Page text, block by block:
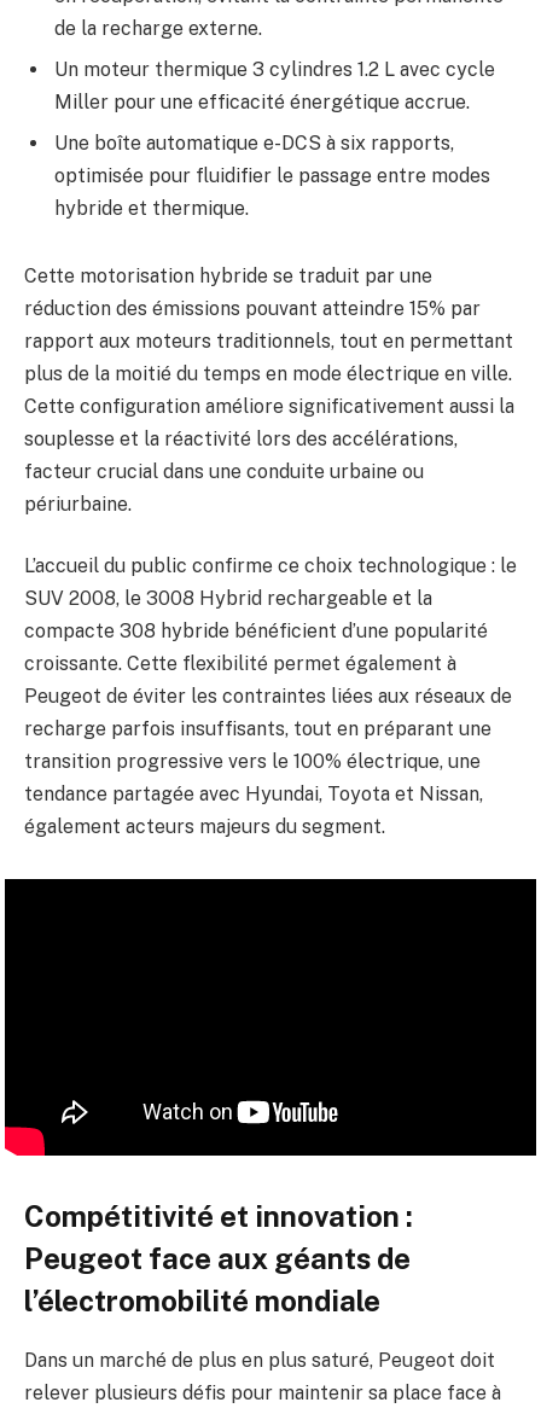
de la recharge externe.
Un moteur thermique 3 cylindres 1.2 L avec cycle
Miller pour une efficacité énergétique accrue.
Une boîte automatique e-DCS à six rapports,
optimisée pour fluidifier le passage entre modes
hybride et thermique.
Cette motorisation hybride se traduit par une
réduction des émissions pouvant atteindre 15% par
rapport aux moteurs traditionnels, tout en permettant
plus de la moitié du temps en mode électrique en ville.
Cette configuration améliore significativement aussi la
souplesse et la réactivité lors des accélérations,
facteur crucial dans une conduite urbaine ou
périurbaine.
L’accueil du public confirme ce choix technologique : le
SUV 2008, le 3008 Hybrid rechargeable et la
compacte 308 hybride bénéficient d’une popularité
croissante. Cette flexibilité permet également à
Peugeot de éviter les contraintes liées aux réseaux de
recharge parfois insuffisants, tout en préparant une
transition progressive vers le 100% électrique, une
tendance partagée avec Hyundai, Toyota et Nissan,
également acteurs majeurs du segment.
Compétitivité et innovation :
Peugeot face aux géants de
l’électromobilité mondiale
Dans un marché de plus en plus saturé, Peugeot doit
relever plusieurs défis pour maintenir sa place face à